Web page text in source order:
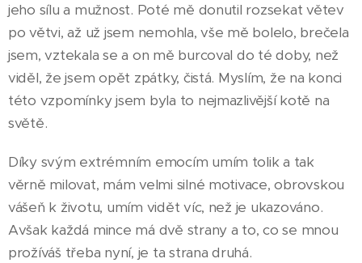
jeho sílu a mužnost. Poté mě donutil rozsekat větev
po větvi, až už jsem nemohla, vše mě bolelo, brečela
jsem, vztekala se a on mě burcoval do té doby, než
viděl, že jsem opět zpátky, čistá. Myslím, že na konci
této vzpomínky jsem byla to nejmazlivější kotě na
světě.
Díky svým extrémním emocím umím tolik a tak
věrně milovat, mám velmi silné motivace, obrovskou
vášeň k životu, umím vidět víc, než je ukazováno.
Avšak každá mince má dvě strany a to, co se mnou
prožíváš třeba nyní, je ta strana druhá.